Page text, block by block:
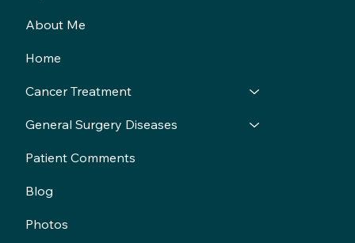
About Me
Home
Cancer Treatment
General Surgery Diseases
Patient Comments
Blog
Photos